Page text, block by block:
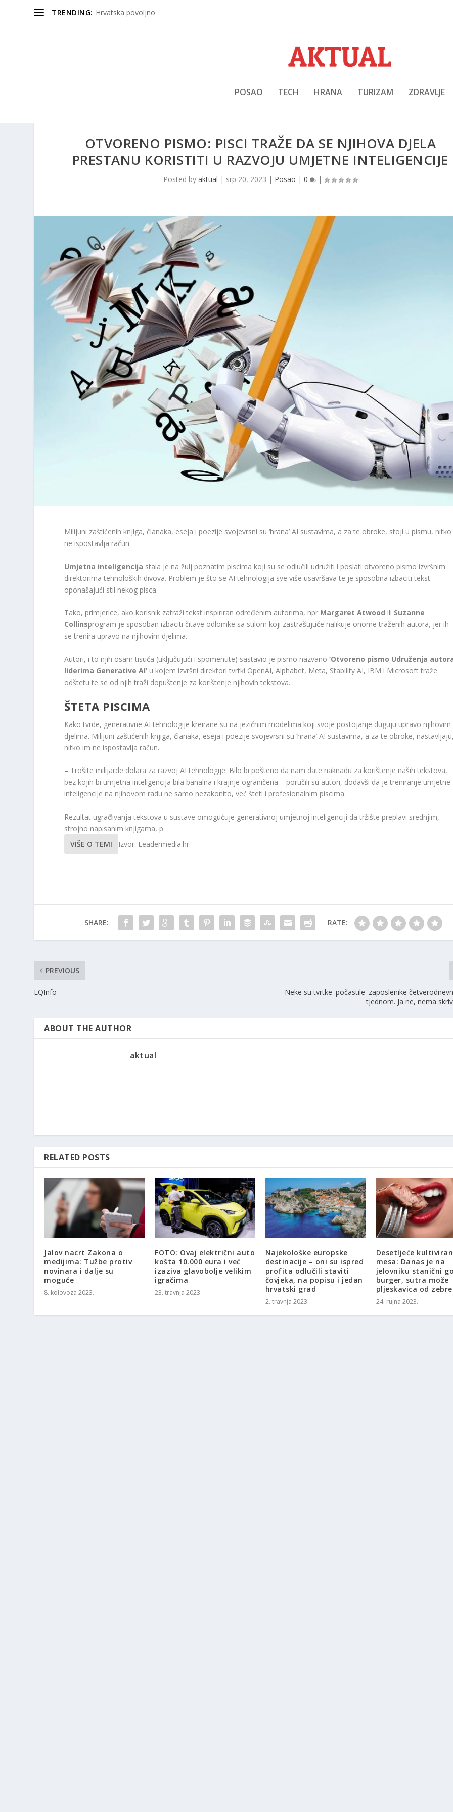
TRENDING: Hrvatska povoljno
POSAO TECH HRANA TURIZAM ZDRAVLJE
OTVORENO PISMO: PISCI TRAŽE DA SE NJIHOVA DJELA
PRESTANU KORISTITI U RAZVOJU UMJETNE INTELIGENCIJE
Posted by aktual | srp 20, 2023 | Posao | 0 |
Milijuni zaštićenih knjiga, članaka, eseja i poezije svojevrsni su ‘hrana’ AI sustavima, a za te obroke, stoji u pismu, nitko
ne ispostavlja račun
Umjetna inteligencija stala je na žulj poznatim piscima koji su se odlučili udružiti i poslati otvoreno pismo izvršnim
direktorima tehnoloških divova. Problem je što se AI tehnologija sve više usavršava te je sposobna izbaciti tekst
oponašajući stil nekog pisca.
Tako, primjerice, ako korisnik zatraži tekst inspiriran određenim autorima, npr Margaret Atwood ili Suzanne
Collinsprogram je sposoban izbaciti čitave odlomke sa stilom koji zastrašujuće nalikuje onome traženih autora, jer ih
se trenira upravo na njihovim djelima.
Autori, i to njih osam tisuća (uključujući i spomenute) sastavio je pismo nazvano‘Otvoreno pismo Udruženja
liderima Generative AI’ u kojem izvršni direktori tvrtki OpenAI, Alphabet, Meta, Stability AI, IBM i Microsoft traže
odštetu te se od njih traži dopuštenje za korištenje njihovih tekstova.
ŠTETA PISCIMA
Kako tvrde, generativne AI tehnologije kreirane su na jezičnim modelima koji svoje postojanje duguju upravo njihovim
djelima. Milijuni zaštićenih knjiga, članaka, eseja i poezije svojevrsni su ‘hrana’ AI sustavima, a za te obroke,
nitko im ne ispostavlja račun.
– Trošite milijarde dolara za razvoj AI tehnologije. Bilo bi pošteno da nam date naknadu za korištenje naših tekstova,
bez kojih bi umjetna inteligencija bila banalna i krajnje ograničena – poručili su autori, dodavši da je treniranje umjetne
inteligencije na njihovom radu ne samo nezakonito, već šteti i profesionalnim piscima.
Rezultat ugrađivanja tekstova u sustave omogućuje generativnoj umjetnoj inteligenciji da tržište preplavi srednjim,
strojno napisanim knjigama, p
VIŠE O TEMI
Izvor: Leadermedia.hr
SHARE: RATE:
PREVIOUS
EQInfo
Neke su tvrtke 'počastile' zaposlenike
tjednom. Ja ne, nema
ABOUT THE AUTHOR
aktual
RELATED POSTS
Jalov nacrt Zakona o
medijima: Tužbe protiv
novinara i dalje su
moguće
8. kolovoza 2023.
FOTO: Ovaj električni auto
košta 10.000 eura i već
izaziva glavobolje velikim
igračima
23. travnja 2023.
Najekološke europske
destinacije – oni su ispred
profita odlučili staviti
čovjeka, na popisu i jedan
hrvatski grad
2. travnja 2023.
Desetljeće
mesa: Danas je na
jelovniku stanični
burger, sutra može
pljeskavica od zebre
24. rujna 2023.